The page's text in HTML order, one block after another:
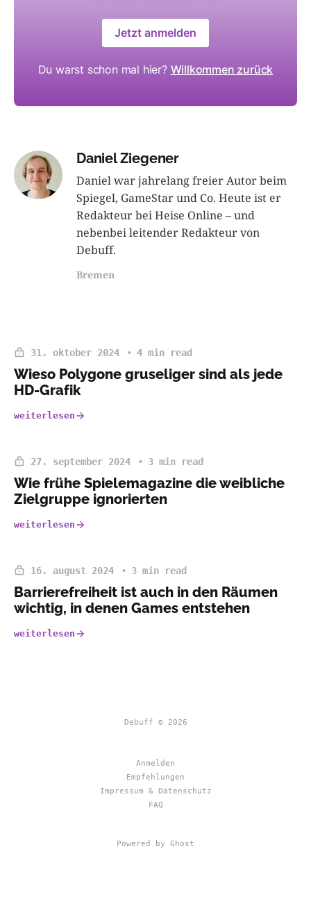
Jetzt anmelden
Du warst schon mal hier? Willkommen zurück
Daniel Ziegener
Daniel war jahrelang freier Autor beim
Spiegel, GameStar und Co. Heute ist er
Redakteur bei Heise Online – und
nebenbei leitender Redakteur von
Debuff.
Bremen
31. oktober 2024 4 min read
Wieso Polygone gruseliger sind als jede
HD-Grafik
weiterlesen
27. september 2024 3 min read
Wie frühe Spielemagazine die weibliche
Zielgruppe ignorierten
weiterlesen
16. august 2024 3 min read
Barrierefreiheit ist auch in den Räumen
wichtig, in denen Games entstehen
weiterlesen
Debuff © 2026
Anmelden
Empfehlungen
Impressum & Datenschutz
FAQ
Powered by Ghost